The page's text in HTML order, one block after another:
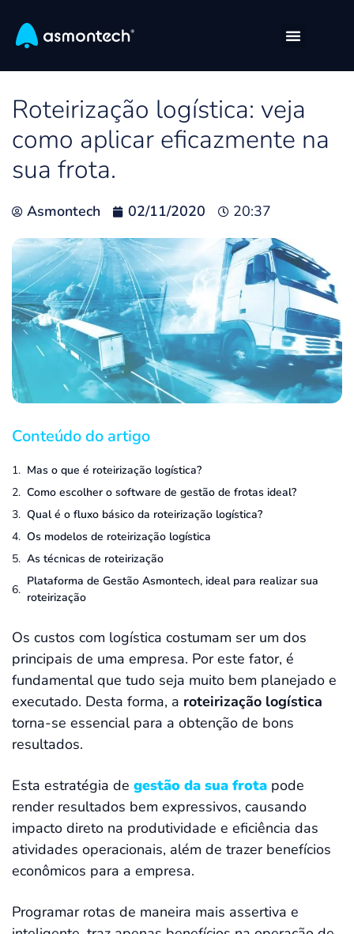
Roteirização logística: veja
como aplicar eficazmente na
sua frota.
Asmontech 02/11/2020 20:37
Conteúdo do artigo
Mas o que é roteirização logística?
Como escolher o software de gestão de frotas ideal?
Qual é o fluxo básico da roteirização logística?
Os modelos de roteirização logística
As técnicas de roteirização
Plataforma de Gestão Asmontech, ideal para realizar sua
roteirização
Os custos com logística costumam ser um dos
principais de uma empresa. Por este fator, é
fundamental que tudo seja muito bem planejado e
executado. Desta forma, a roteirização logística
torna-se essencial para a obtenção de bons
resultados.
Esta estratégia de gestão da sua frota pode
render resultados bem expressivos, causando
impacto direto na produtividade e eficiência das
atividades operacionais, além de trazer benefícios
econômicos para a empresa.
Programar rotas de maneira mais assertiva e